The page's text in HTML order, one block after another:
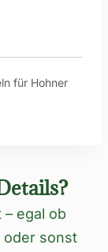
für Hohner
egal ob
oder sonst